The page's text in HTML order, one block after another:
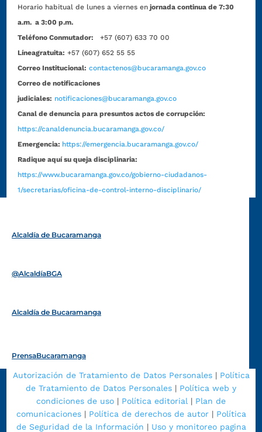
Horario habitual de lunes a viernes en jornada continua de 7:30
a.m. a 3:00 p.m.
Teléfono Conmutador:
+57 (607) 633 70 00
Líneagratuita: +57 (607) 652 55 55
Correo Institucional: contactenos@bucaramanga.gov.co
Correo de notificaciones
judiciales: notificaciones@bucaramanga.gov.co
Canal de denuncia para presuntos actos de corrupción:
https://canaldenuncia.bucaramanga.gov.co/
Emergencia: https://emergencia.bucaramanga.gov.co/
Radique aquí su queja disciplinaria:
https://www.bucaramanga.gov.co/gobierno-ciudadanos-
1/secretarias/oficina-de-control-interno-disciplinario/
Alcaldía de Bucaramanga
@AlcaldíaBGA
Alcaldía de Bucaramanga
PrensaBucaramanga
Autorización de Tratamiento de Datos Personales| Política
de Tratamiento de Datos Personales | Política web y
condiciones de uso | Política editorial | Plan de
comunicaciones| Política de derechos de autor| Política
de Seguridad de la Información | Uso y monitoreo pagina